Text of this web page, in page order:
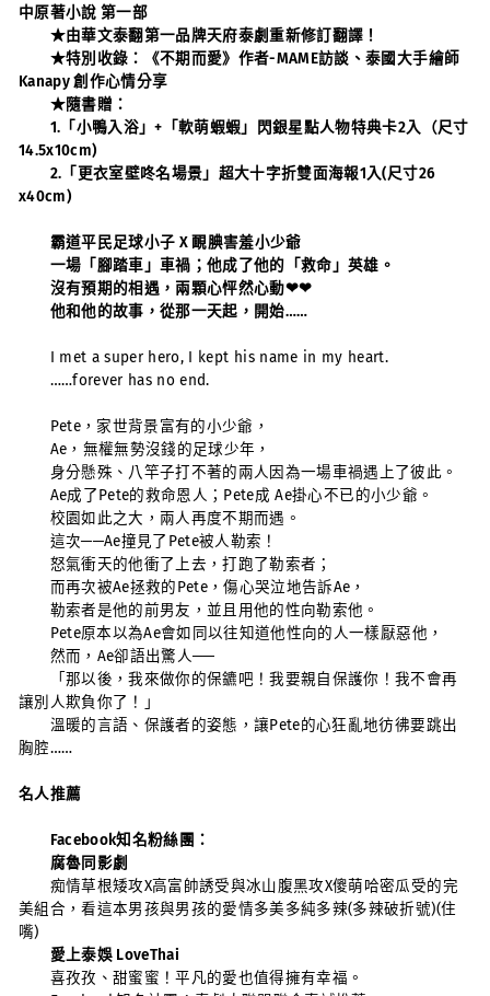
中原著小說 第一部
★由華文泰翻第一品牌天府泰劇重新修訂翻譯！
★特別收錄：《不期而愛》作者-MAME訪談、泰國大手繪師
Kanapy 創作心情分享
★隨書贈：
1.「小鴨入浴」+「軟萌蝦蝦」閃銀星點人物特典卡2入（尺寸
14.5x10cm)
2.「更衣室壁咚名場景」超大十字折雙面海報1入(尺寸26
x40cm)
霸道平民足球小子 X 靦腆害羞小少爺
一場「腳踏車」車禍；他成了他的「救命」英雄。
沒有預期的相遇，兩顆心怦然心動❤❤
他和他的故事，從那一天起，開始……
I met a super hero, I kept his name in my heart.
……forever has no end.
Pete，家世背景富有的小少爺，
Ae，無權無勢沒錢的足球少年，
身分懸殊、八竿子打不著的兩人因為一場車禍遇上了彼此。
Ae成了Pete的救命恩人；Pete成 Ae掛心不已的小少爺。
校園如此之大，兩人再度不期而遇。
這次──Ae撞見了Pete被人勒索！
怒氣衝天的他衝了上去，打跑了勒索者；
而再次被Ae拯救的Pete，傷心哭泣地告訴Ae，
勒索者是他的前男友，並且用他的性向勒索他。
Pete原本以為Ae會如同以往知道他性向的人一樣厭惡他，
然而，Ae卻語出驚人──
「那以後，我來做你的保鑣吧！我要親自保護你！我不會再
讓別人欺負你了！」
溫暖的言語、保護者的姿態，讓Pete的心狂亂地彷彿要跳出
胸腔……
名人推薦
Facebook知名粉絲團：
腐魯同影劇
痴情草根矮攻X高富帥誘受與冰山腹黑攻X傻萌哈密瓜受的完
美組合，看這本男孩與男孩的愛情多美多純多辣(多辣破折號)(住
嘴)
愛上泰娛 LoveThai
喜孜孜、甜蜜蜜！平凡的愛也值得擁有幸福。